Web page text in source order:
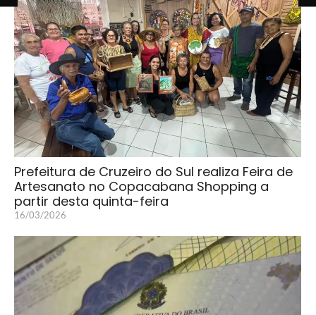
Prefeitura de Cruzeiro do Sul realiza Feira de
Artesanato no Copacabana Shopping a
partir desta quinta-feira
16/03/2026